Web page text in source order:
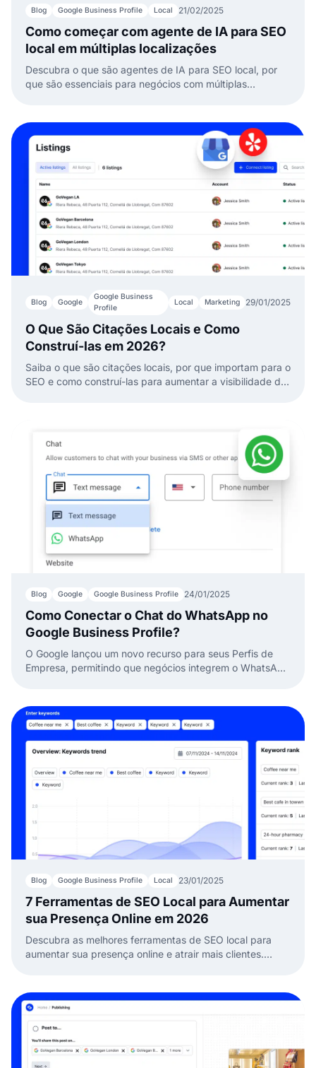
Blog Google Business Profile Local 21/02/2025
Como começar com agente de IA para SEO
local em múltiplas localizações
Descubra o que são agentes de IA para SEO local, por
que são essenciais para negócios com múltiplas
Blog Google
Google Business
Profile
Local Marketing 29/01/2025
O Que São Citações Locais e Como
Construí-las em 2026?
Saiba o que são citações locais, por que importam para o
SEO e como construí-las para aumentar a visibilidade do
Blog Google Google Business Profile 24/01/2025
Como Conectar o Chat do WhatsApp no
Google Business Profile?
O Google lançou um novo recurso para seus Perfis de
Empresa, permitindo que negócios integrem o WhatsApp
Blog Google Business Profile Local 23/01/2025
7 Ferramentas de SEO Local para Aumentar
sua Presença Online em 2026
Descubra as melhores ferramentas de SEO local para
aumentar sua presença online e atrair mais clientes.